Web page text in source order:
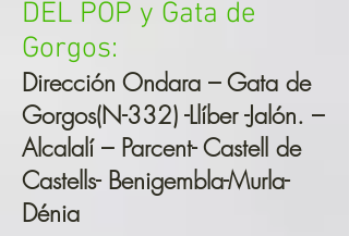
DEL POP y Gata de
Gorgos:
Dirección Ondara – Gata de
Gorgos(N-332) -Llíber -Jalón. –
Alcalalí – Parcent- Castell de
Castells- Benigembla-Murla-
Dénia